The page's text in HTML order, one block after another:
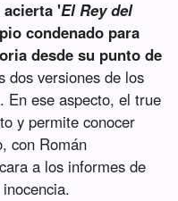
acierta 'El Rey del
condenado para
desde su punto de
dos versiones de los
En ese aspecto, el true
y permite conocer
con Román
a los informes de